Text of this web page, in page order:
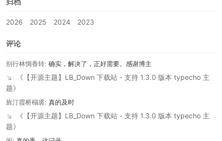
2026 2025 2024 2023
评论
别行林惆香转: 确实，解决了，正好需要。感谢博主
↘
《【开源主题】LB_Down 下载站 - 支持 1.3.0 版本 typecho 主
题》
旌汀霞桥榻裘: 真的及时
↘
《【开源主题】LB_Down 下载站 - 支持 1.3.0 版本 typecho 主
题》